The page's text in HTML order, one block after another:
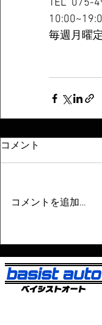
TEL  075-
毎週月曜
コメント
コメントを追加…